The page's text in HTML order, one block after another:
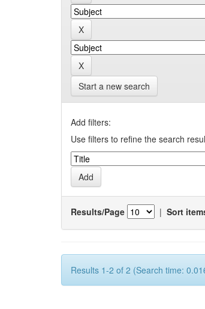
Start a new search
Add filters:
Use filters to refine the search
Results/Page | Sort
Results 1-2 of 2 (Search time: